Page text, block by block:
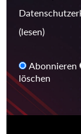
(lesen)
Abonnieren
löschen